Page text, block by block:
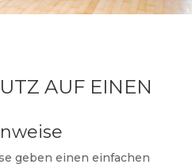
AUF EINEN
geben einen einfachen